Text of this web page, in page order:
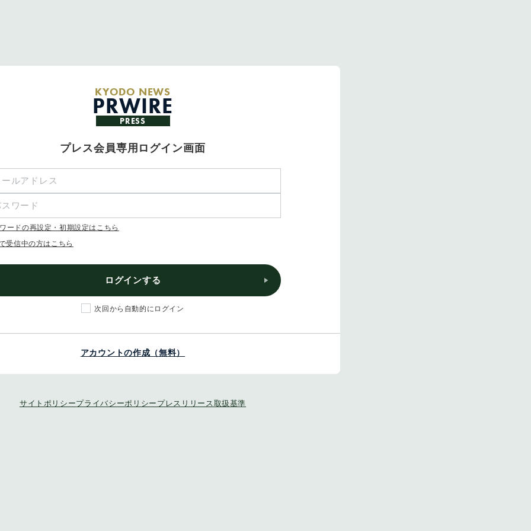
KYODO NEWS
PRWIRE
PRESS
プレス会員専用ログイン画面
ードの再設定・初期設定はこちら
受信中の方はこちら
ログインする
次回から自動的にログイン
アカウントの作成（無料）
サイトポリシープライバシーポリシー プレスリリース取扱基準